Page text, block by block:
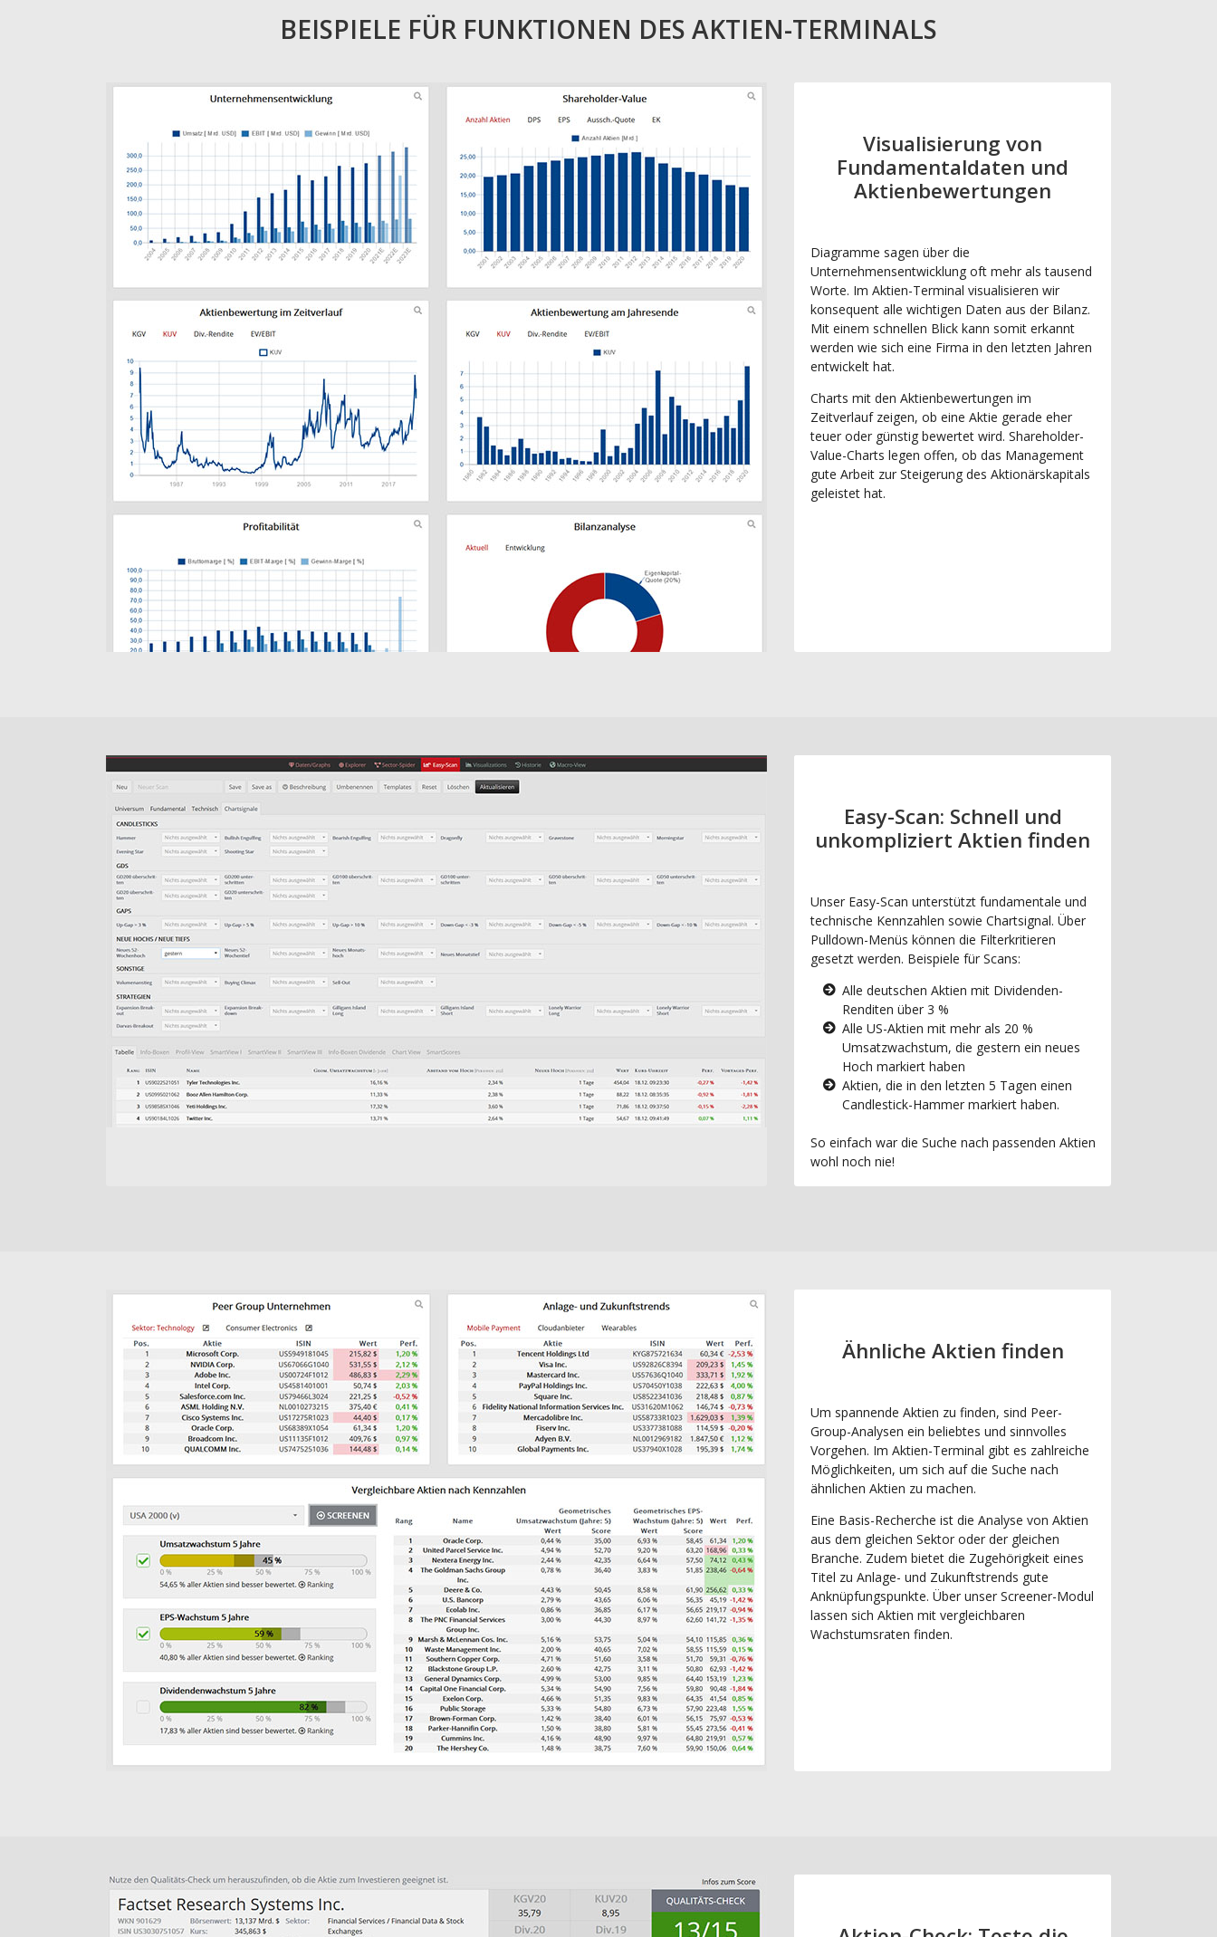
BEISPIELE FÜR FUNKTIONEN DES AKTIEN-TERMINALS
Visualisierung von
Fundamentaldaten und
Aktienbewertungen
Diagramme sagen über die
Unternehmensentwicklung oft mehr als tausend
Worte. Im Aktien-Terminal visualisieren wir
konsequent alle wichtigen Daten aus der Bilanz.
Mit einem schnellen Blick kann somit erkannt
werden wie sich eine Firma in den letzten Jahren
entwickelt hat.
Charts mit den Aktienbewertungen im
Zeitverlauf zeigen, ob eine Aktie gerade eher
teuer oder günstig bewertet wird. Shareholder-
Value-Charts legen offen, ob das Management
gute Arbeit zur Steigerung des Aktionärskapitals
geleistet hat.
Easy-Scan: Schnell und
unkompliziert Aktien finden
Unser Easy-Scan unterstützt fundamentale und
technische Kennzahlen sowie Chartsignal. Über
Pulldown-Menüs können die Filterkritieren
gesetzt werden. Beispiele für Scans:
Alle deutschen Aktien mit Dividenden-
Renditen über 3 %
Alle US-Aktien mit mehr als 20 %
Umsatzwachstum, die gestern ein neues
Hoch markiert haben
Aktien, die in den letzten 5 Tagen einen
Candlestick-Hammer markiert haben.
So einfach war die Suche nach passenden Aktien
wohl noch nie!
Ähnliche Aktien finden
Um spannende Aktien zu finden, sind Peer-
Group-Analysen ein beliebtes und sinnvolles
Vorgehen. Im Aktien-Terminal gibt es zahlreiche
Möglichkeiten, um sich auf die Suche nach
ähnlichen Aktien zu machen.
Eine Basis-Recherche ist die Analyse von Aktien
aus dem gleichen Sektor oder der gleichen
Branche. Zudem bietet die Zugehörigkeit eines
Titel zu Anlage- und Zukunftstrends gute
Anknüpfungspunkte. Über unser Screener-Modul
lassen sich Aktien mit vergleichbaren
Wachstumsraten finden.